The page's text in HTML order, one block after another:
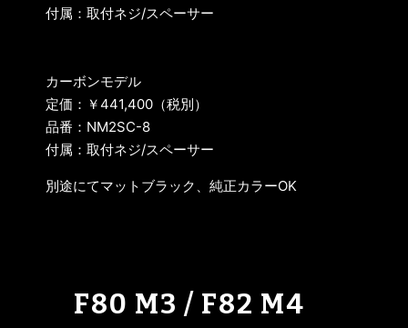
付属：取付ネジ/スペーサー
カーボンモデル
定価：￥441,400（税別）
品番：NM2SC-8
付属：取付ネジ/スペーサー
別途にてマットブラック、純正カラーOK
F80 M3 / F82 M4